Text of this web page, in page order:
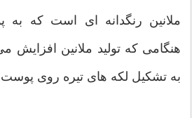
ملانین رنگدانه ای است که
هنگامی که تولید ملانین افزایش
به تشکیل لکه های تیره روی